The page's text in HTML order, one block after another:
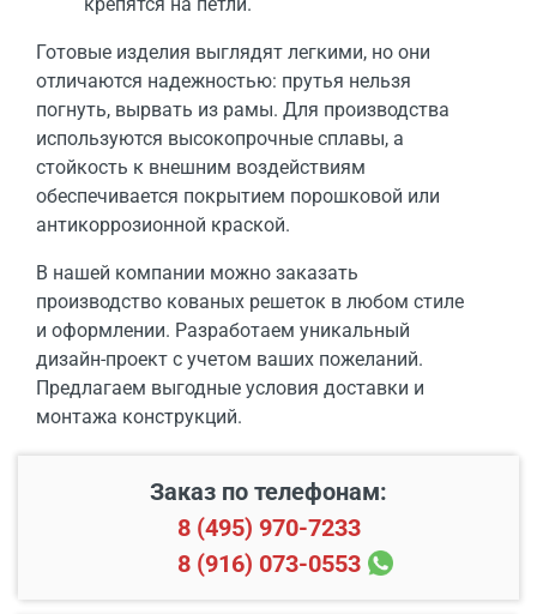
Готовые изделия выглядят легкими, но они
отличаются надежностью: прутья нельзя
погнуть, вырвать из рамы. Для производства
используются высокопрочные сплавы, а
стойкость к внешним воздействиям
обеспечивается покрытием порошковой или
антикоррозионной краской.
В нашей компании можно заказать
производство кованых решеток в любом стиле
и оформлении. Разработаем уникальный
дизайн-проект с учетом ваших пожеланий.
Предлагаем выгодные условия доставки и
монтажа конструкций.
Заказ по телефонам:
8 (495) 970-7233
8 (916) 073-0553